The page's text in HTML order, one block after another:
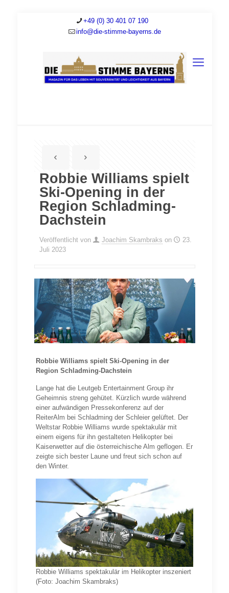
+49 (0) 30 401 07 190
info@die-stimme-bayerns.de
Robbie Williams spielt
Ski-Opening in der
Region Schladming-
Dachstein
Veröffentlicht von Joachim Skambraks on
23.
Juli 2023
Robbie Williams spielt Ski-Opening in der
Region Schladming-Dachstein
Lange hat die Leutgeb Entertainment Group ihr
Geheimnis streng gehütet. Kürzlich wurde während
einer aufwändigen Pressekonferenz auf der
ReiterAlm bei Schladming der Schleier gelüftet. Der
Weltstar Robbie Williams wurde spektakulär mit
einem eigens für ihn gestalteten Helikopter bei
Kaiserwetter auf die österreichische Alm geflogen. Er
zeigte sich bester Laune und freut sich schon auf
den Winter.
Robbie Williams spektakulär im Helikopter inszeniert
(Foto: Joachim Skambraks)